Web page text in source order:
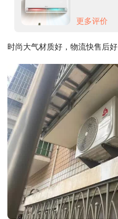
更多评价
时尚大气材质好，物流快售后好